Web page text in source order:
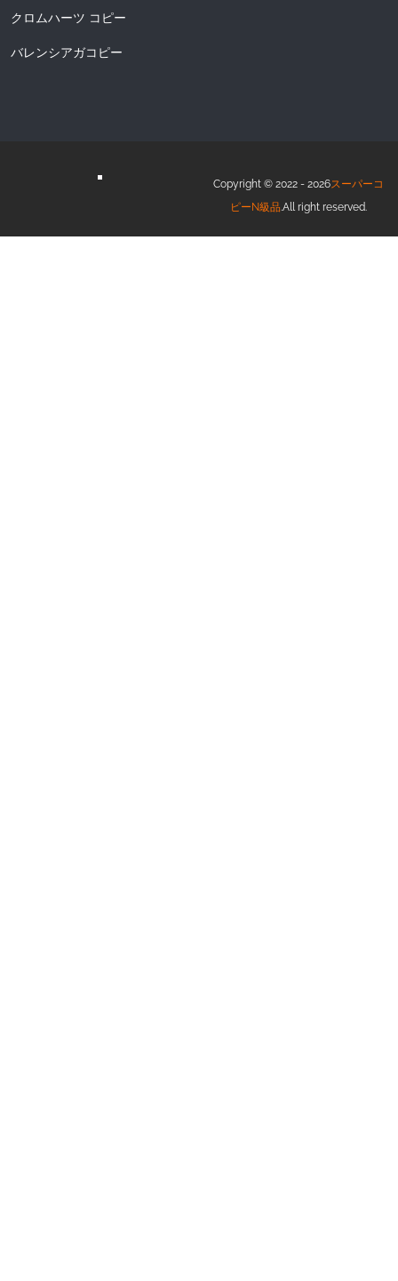
クロムハーツ コピー
バレンシアガコピー
Copyright © 2022 - 2026スーパーコ
ピーN級品.All right reserved.